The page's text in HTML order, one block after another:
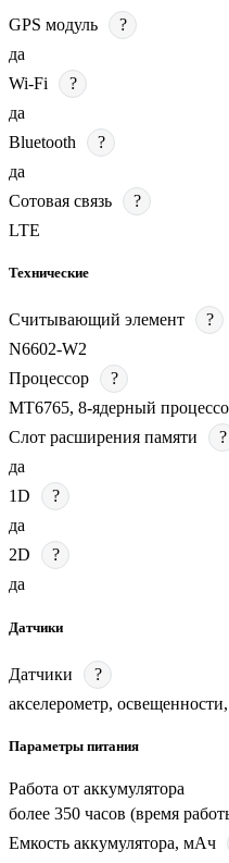
GPS модуль
?
да
Wi-Fi
?
да
Bluetooth
?
да
Сотовая связь
?
LTE
Технические
Считывающий элемент
?
N6602-W2
Процессор
?
MT6765, 8-ядерный
Слот расширения памяти
?
да
1D
?
да
2D
?
да
Датчики
Датчики
?
акселерометр,
Параметры питания
Работа от аккумулятора
более 350 часов (время
Емкость аккумулятора, мАч